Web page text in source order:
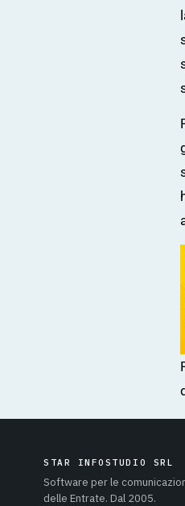
STAR INFOSTUDIO SRL
Software per le
delle Entrate. Dal 2005.